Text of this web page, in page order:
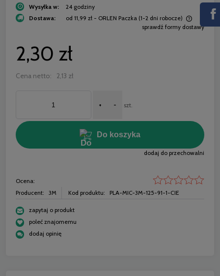
Wysyłka w:
24 godziny
Dostawa:
od 11,99 zł - ORLEN Paczka (1-2 dni robocze)
Cena nie zawiera ewentualnych kosztów płatnościsprawdź formy dostawy
2,30 zł
Cena netto: 2,13 zł
+ - szt.
Do koszyka
dodaj do przechowalni
Ocena:
Producent:
3M Kod produktu: PLA-MIC-3M-125-91-1-CIE
zapytaj o produkt
poleć znajomemu
dodaj opinię